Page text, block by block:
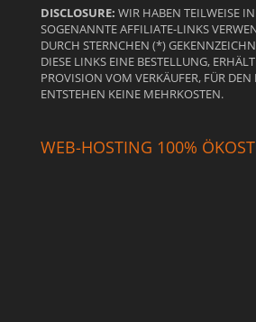
DISCLOSURE: WIR HABEN TEILWEISE
SOGENANNTE AFFILIATE-LINKS
DURCH STERNCHEN (*)
DIESE LINKS EINE BESTELLUNG,
PROVISION VOM VERKÄUFER, FÜR DEN
ENTSTEHEN KEINE MEHRKOSTEN.
WEB-HOSTING 100%